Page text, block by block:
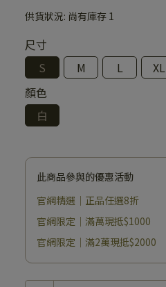
供貨狀況: 尚有庫存 1
尺寸
S
M L
XL
顏色
白
此商品參與的優惠活動
官網精選｜正品任選8折
官網限定｜滿萬現抵$1000
官網限定｜滿2萬現抵$2000